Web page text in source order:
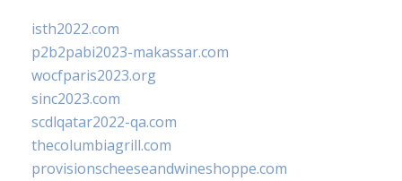
isth2022.com
p2b2pabi2023-makassar.com
wocfparis2023.org
sinc2023.com
scdlqatar2022-qa.com
thecolumbiagrill.com
provisionscheeseandwineshoppe.com